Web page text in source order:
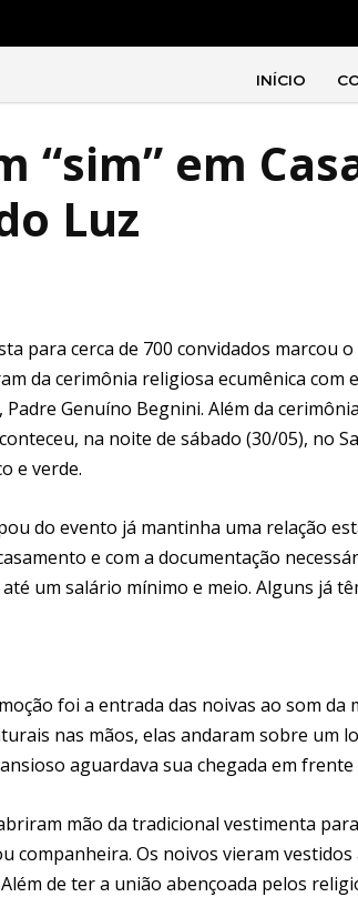
INÍCIO
“sim” em
Luz
para cerca de 700 convidados marcou
da cerimônia religiosa ecumênica
Genuíno Begnini. Além da
na noite de sábado (30/05), no
e verde.
do evento já mantinha uma relação
e com a documentação
um salário mínimo e meio. Alguns já
foi a entrada das noivas ao som
nas mãos, elas andaram sobre um
aguardava sua chegada em
mão da tradicional vestimenta
companheira. Os noivos vieram
de ter a união abençoada pelos